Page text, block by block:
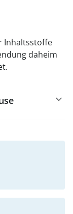
Inhaltsstoffe
daheim